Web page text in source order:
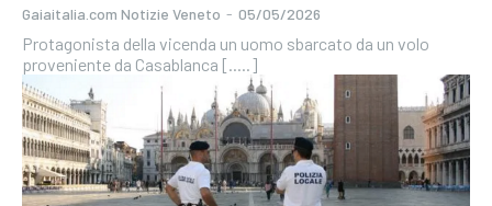
Gaiaitalia.com Notizie Veneto - 05/05/2026
Protagonista della vicenda un uomo sbarcato da un volo
proveniente da Casablanca [.....]